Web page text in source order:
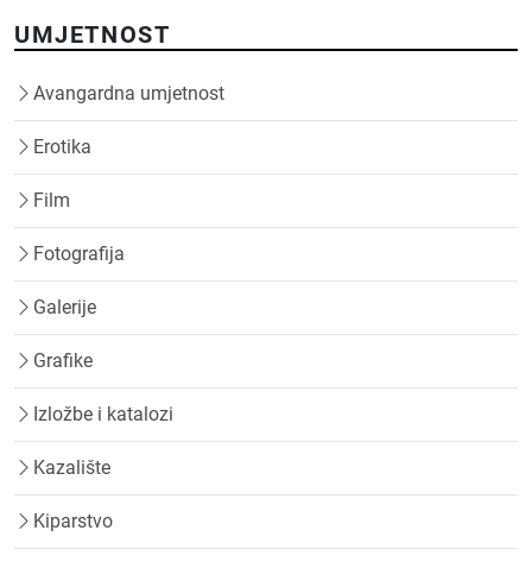
UMJETNOST
Avangardna umjetnost
Erotika
Film
Fotografija
Galerije
Grafike
Izložbe i katalozi
Kazalište
Kiparstvo